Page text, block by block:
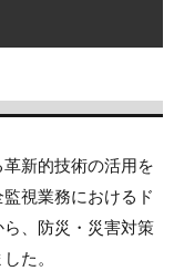
新的技術の活用を
視業務におけるド
、防災・災害対策
た。